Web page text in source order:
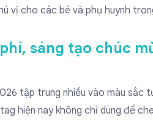
vị cho các bé và phụ huynh
sáng tạo chúc
tập trung nhiều vào màu sắc
hiện nay không chỉ dùng để